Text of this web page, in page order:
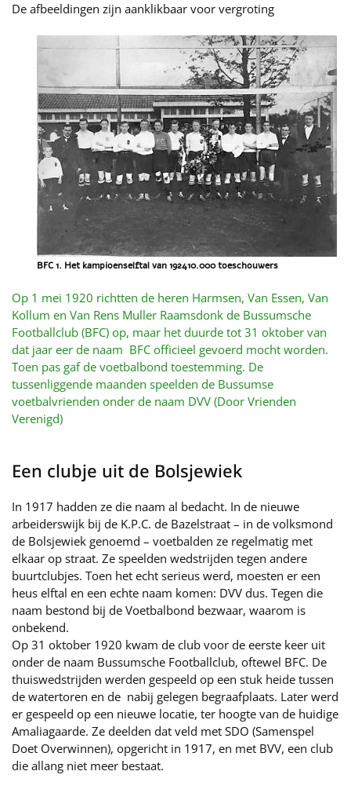
De afbeeldingen zijn aanklikbaar voor vergroting
BFC 1. Het kampioenselftal van 192410.000 toeschouwers
Op 1 mei 1920 richtten de heren Harmsen, Van Essen, Van
Kollum en Van Rens Muller Raamsdonk de Bussumsche
Footballclub (BFC) op, maar het duurde tot 31 oktober van
dat jaar eer de naam BFC officieel gevoerd mocht worden.
Toen pas gaf de voetbalbond toestemming. De
tussenliggende maanden speelden de Bussumse
voetbalvrienden onder de naam DVV (Door Vrienden
Verenigd)
Een clubje uit de Bolsjewiek
In 1917 hadden ze die naam al bedacht. In de nieuwe
arbeiderswijk bij de K.P.C. de Bazelstraat – in de volksmond
de Bolsjewiek genoemd – voetbalden ze regelmatig met
elkaar op straat. Ze speelden wedstrijden tegen andere
buurtclubjes. Toen het echt serieus werd, moesten er een
heus elftal en een echte naam komen: DVV dus. Tegen die
naam bestond bij de Voetbalbond bezwaar, waarom is
onbekend.
Op 31 oktober 1920 kwam de club voor de eerste keer uit
onder de naam Bussumsche Footballclub, oftewel BFC. De
thuiswedstrijden werden gespeeld op een stuk heide tussen
de watertoren en de nabij gelegen begraafplaats. Later werd
er gespeeld op een nieuwe locatie, ter hoogte van de huidige
Amaliagaarde. Ze deelden dat veld met SDO (Samenspel
Doet Overwinnen), opgericht in 1917, en met BVV, een club
die allang niet meer bestaat.